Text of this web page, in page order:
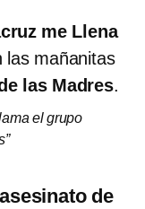
me Llena
las mañanitas
las Madres.
el grupo
de